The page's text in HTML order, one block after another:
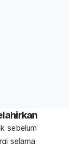
sebelum
selama